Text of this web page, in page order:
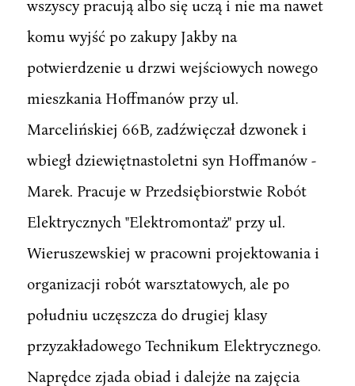
wszyscy pracują albo się uczą i nie ma nawet
komu wyjść po zakupy Jakby na
potwierdzenie u drzwi wejściowych nowego
mieszkania Hoffmanów przy ul.
Marcelińskiej 66B, zadźwięczał dzwonek i
wbiegł dziewiętnastoletni syn Hoffmanów -
Marek. Pracuje w Przedsiębiorstwie Robót
Elektrycznych "Elektromontaż" przy ul.
Wieruszewskiej w pracowni projektowania i
organizacji robót warsztatowych, ale po
południu uczęszcza do drugiej klasy
przyzakładowego Technikum Elektrycznego.
Naprędce zjada obiad i dalejże na zajęcia